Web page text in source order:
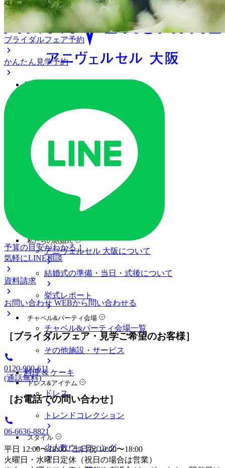
アクセス
ご列席の皆様へ
トピックス
ご予約・お問い合わせ
ブライダルフェア
ブライダルフェア一覧
ブライダルフェアの基礎知識
私たちの結婚式
アニヴェルセル 大阪について
結婚式の準備・当日・式後について
挙式レポート
チャペル&パーティ会場
チャペル&パーティ会場一覧
その他施設・サービス
料理 & ケーキ
ドレス&アイテム
ドレス
トレンドコレクション
スタイル
少人数ウェディング
ブライダルフェア予約
かんたん見学予約
予算の目安がわかる！
気軽にLINE相談
資料請求
お問い合わせ WEBから問い合わせる
［ブライダルフェア・見学ご希望のお客様］
0120-900-611
(通話無料)
［お電話での問い合わせ］
06-6636-8821
平日 12:00〜18:00 / 土日祝 10:00〜18:00
火曜日・水曜日定休（祝日の場合は営業）